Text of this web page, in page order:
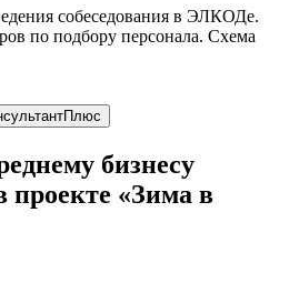
собеседования в ЭЛКОДе.
по подбору персонала. Схема
бизнесу
проекте «Зима в